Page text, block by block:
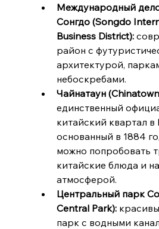
Международный
Сонгдо (Songdo
Business District):
район с
архитектурой,
небоскребами.
Чайнатаун
единственный
китайский квартал
основанный в 1884
можно попробовать
китайские блюда и
атмосферой.
Центральный парк
Central Park):
парк с водными